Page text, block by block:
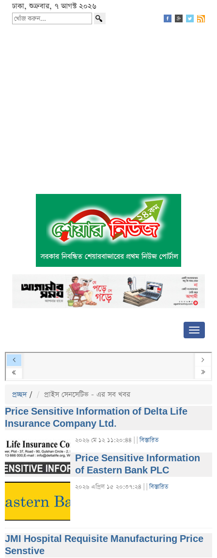
ঢাকা, শুক্রবার, ৭ আগস্ট ২০২৬
প্রচ্ছদ / প্রাইস সেনসেটিভ - এর সব খবর
Price Sensitive Information of Delta Life
Insurance Company Ltd.
২০২৬ মে ১২ ১১:২০:৪৪ | |বিস্তারিত
Price Sensitive Information
of Eastern Bank PLC
২০২৬ এপ্রিল ১৫ ২০:৩৭:২৪ | |বিস্তারিত
JMI Hospital Requisite Manufacturing Price
Senstive